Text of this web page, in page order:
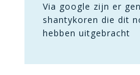
Via google zijn er
shantykoren die dit
hebben uitgebracht